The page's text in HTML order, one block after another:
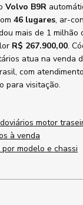
Volvo B9R
46 lugares, ar-
mais de 1 milhão
R$ 267.900,00.
atua na venda
com
para visitação.
motor
à venda
modelo e chassi